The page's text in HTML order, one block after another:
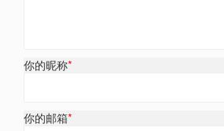
你的昵称*
你的邮箱*